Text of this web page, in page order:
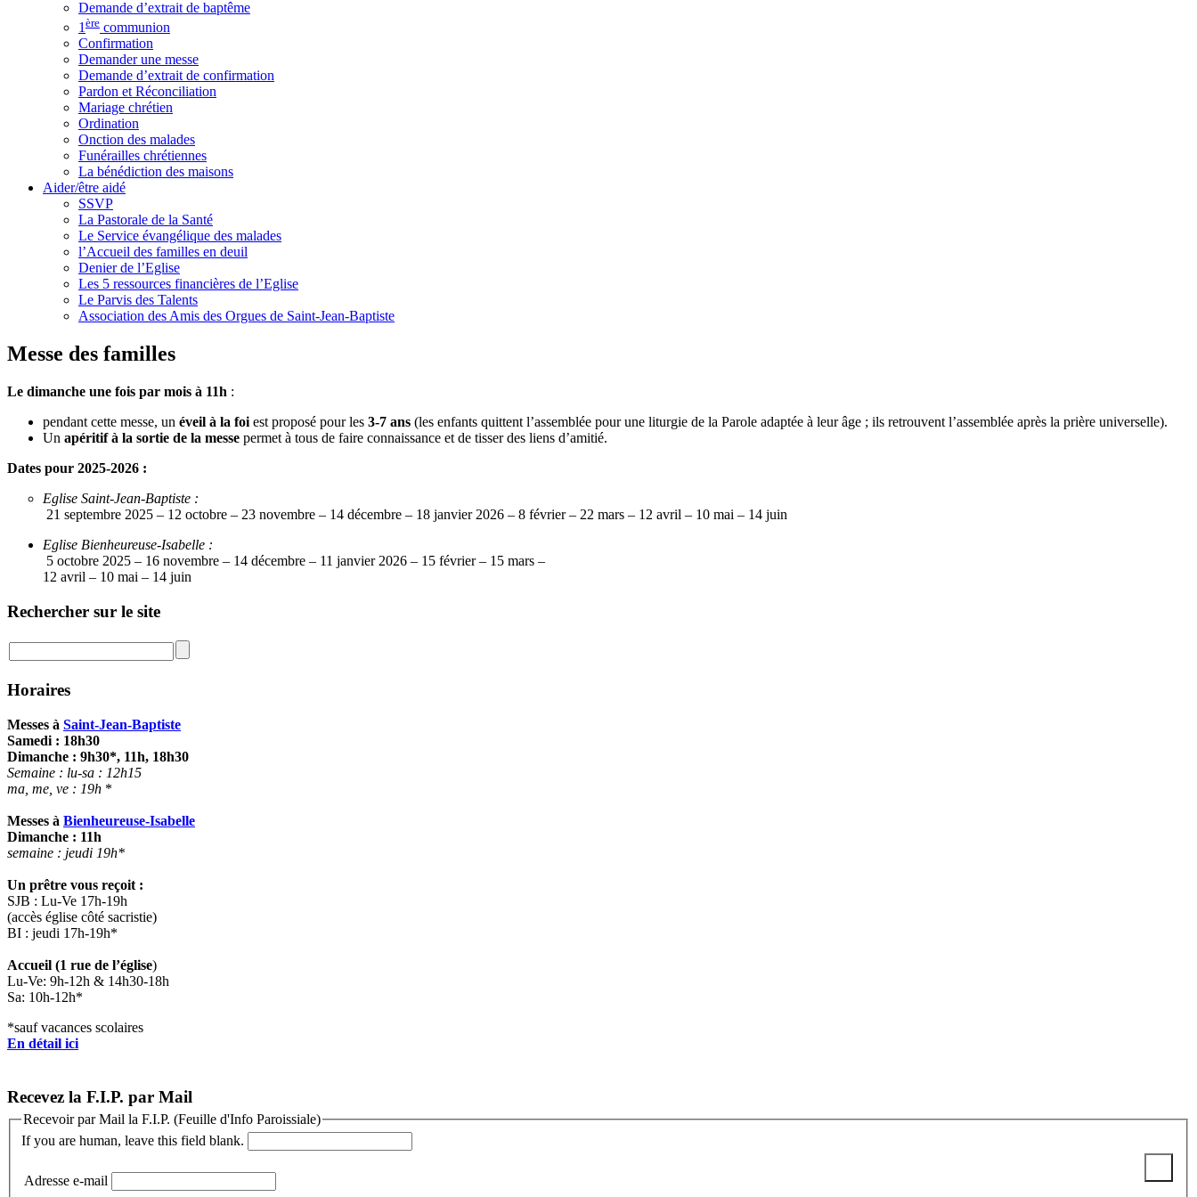
Demande d’extrait de baptême
1 ère communion
Confirmation
Demander une messe
Demande d’extrait de confirmation
Pardon et Réconciliation
Mariage chrétien
Ordination
Onction des malades
Funérailles chrétiennes
La bénédiction des maisons
Aider/être aidé
SSVP
La Pastorale de la Santé
Le Service évangélique des malades
l’Accueil des familles en deuil
Denier de l’Eglise
Les 5 ressources financières de l’Eglise
Le Parvis des Talents
Association des Amis des Orgues de Saint-Jean-Baptiste
Messe des familles
Le dimanche une fois par mois à 11h :
pendant cette messe, un éveil à la foi est proposé pour les 3-7 ans (les enfants quittent l’assemblée pour une liturgie de la Parole adaptée à leur âge ; ils retrouvent l’assemblée après la prière universelle).
Un apéritif à la sortie de la messe permet à tous de faire connaissance et de tisser des liens d’amitié.
Dates pour 2025-2026 :
Eglise Saint-Jean-Baptiste :
21 septembre 2025 – 12 octobre – 23 novembre – 14 décembre – 18 janvier 2026 – 8 février – 22 mars – 12 avril – 10 mai – 14 juin
Eglise Bienheureuse-Isabelle :
5 octobre 2025 – 16 novembre – 14 décembre – 11 janvier 2026 – 15 février – 15 mars –
12 avril – 10 mai – 14 juin
Rechercher sur le site
Horaires
Messes à Saint-Jean-Baptiste
Samedi : 18h30
Dimanche : 9h30*, 11h, 18h30
Semaine : lu-sa : 12h15
ma, me, ve : 19h *
Messes à Bienheureuse-Isabelle
Dimanche : 11h
semaine : jeudi 19h*
Un prêtre vous reçoit :
SJB : Lu-Ve 17h-19h
(accès église côté sacristie)
BI : jeudi 17h-19h*
Accueil (1 rue de l’église)
Lu-Ve: 9h-12h & 14h30-18h
Sa: 10h-12h*
*sauf vacances scolaires
En détail ici
Recevez la F.I.P. par Mail
Recevoir par Mail la F.I.P. (Feuille d'Info Paroissiale)
If you are human, leave this field blank.
Adresse e-mail